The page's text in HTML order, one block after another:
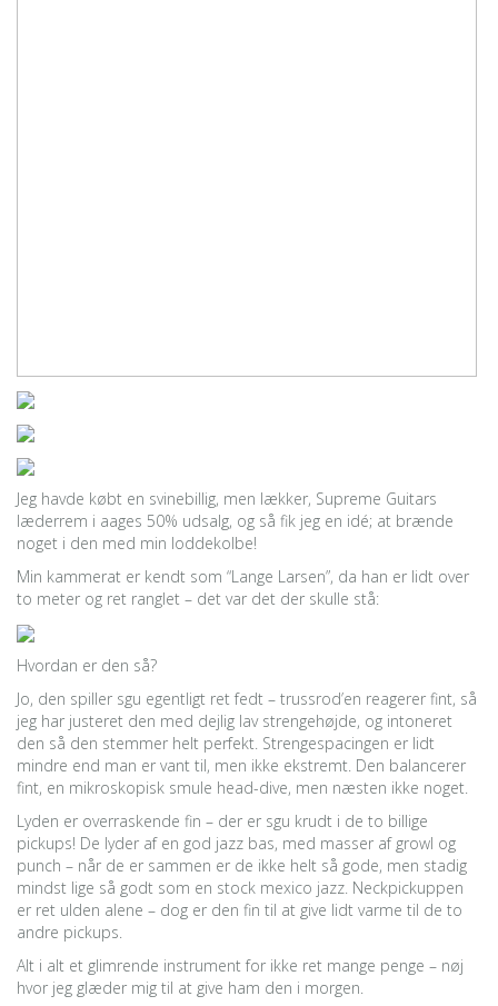
Jeg havde købt en svinebillig, men lækker, Supreme Guitars
læderrem i aages 50% udsalg, og så fik jeg en idé; at brænde
noget i den med min loddekolbe!
Min kammerat er kendt som “Lange Larsen”, da han er lidt over
to meter og ret ranglet – det var det der skulle stå:
Hvordan er den så?
Jo, den spiller sgu egentligt ret fedt – trussrod’en reagerer fint, så
jeg har justeret den med dejlig lav strengehøjde, og intoneret
den så den stemmer helt perfekt. Strengespacingen er lidt
mindre end man er vant til, men ikke ekstremt. Den balancerer
fint, en mikroskopisk smule head-dive, men næsten ikke noget.
Lyden er overraskende fin – der er sgu krudt i de to billige
pickups! De lyder af en god jazz bas, med masser af growl og
punch – når de er sammen er de ikke helt så gode, men stadig
mindst lige så godt som en stock mexico jazz. Neckpickuppen
er ret ulden alene – dog er den fin til at give lidt varme til de to
andre pickups.
Alt i alt et glimrende instrument for ikke ret mange penge – nøj
hvor jeg glæder mig til at give ham den i morgen.